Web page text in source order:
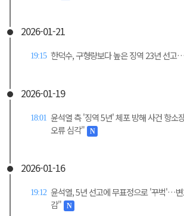
2026-01-21
19:15 한덕수, 구형량보다 높은 징역 23년 선고
2026-01-19
18:01 윤석열 측 '징역 5년' 체포 방해 사건 항소
오류 심각"
N
2026-01-16
19:12 윤석열, 5년 선고에 무표정으로 '꾸벅'…
감"
N